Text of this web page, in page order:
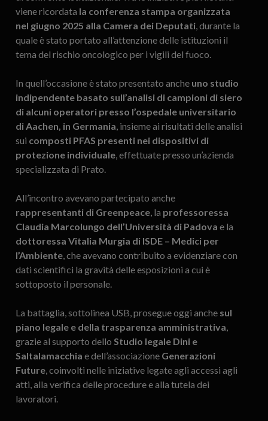
viene ricordata la conferenza stampa organizzata
nel giugno 2025 alla Camera dei Deputati, durante la
quale è stato portato all’attenzione delle istituzioni il
tema del rischio oncologico per i vigili del fuoco.
In quell’occasione è stato presentato anche uno studio
indipendente basato sull’analisi di campioni di siero
di alcuni operatori presso l’ospedale universitario
di Aachen, in Germania, insieme ai risultati delle analisi
sui composti PFAS presenti nei dispositivi di
protezione individuale, effettuate presso un’azienda
specializzata di Prato.
All’incontro avevano partecipato anche
rappresentanti di Greenpeace, la professoressa
Claudia Marcolungo dell’Università di Padova e la
dottoressa Vitalia Murgia di ISDE – Medici per
l’Ambiente, che avevano contribuito a evidenziare con
dati scientifici la gravità delle esposizioni a cui è
sottoposto il personale.
La battaglia, sottolinea USB, prosegue oggi anche sul
piano legale e della trasparenza amministrativa,
grazie al supporto dello Studio legale Dini e
Saltalamacchia e dell’associazione Generazioni
Future, coinvolti nelle iniziative legate agli accessi agli
atti, alla verifica delle procedure e alla tutela dei
lavoratori.